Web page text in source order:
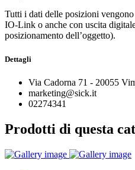
Tutti i dati delle posizioni
IO-Link o anche con uscita
posizionamento dell’oggetto).
Dettagli
Via Cadorna 71 - 20055
marketing@sick.it
02274341
Prodotti di questa